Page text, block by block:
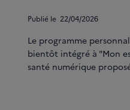
Publié le 22/04/2026
Le programme
bientôt intégré à "Mon
santé numérique